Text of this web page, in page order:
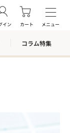
イン カート メニュー
コラム特集